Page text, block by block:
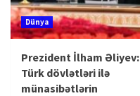
Dünya
Prezident İlham Əliyev:
Türk dövlətləri ilə
münasibətlərin